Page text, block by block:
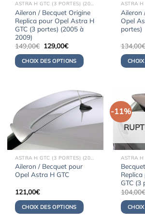
ASTRA H GTC (3 PORTES) (2005-2009)
Aileron / Becquet Origine
Replica pour Opel Astra H
GTC (3 portes) (2005 à
2009)
149,00€ Le
initial
était :
149,00€.
129,00€Le
actuel
est :
129,00€.
CHOIX DES OPTIONS
Aileron
Opel
portes)
134,00€
ASTRA H GTC (3 PORTES) (2005-2009)
Aileron / Becquet pour
Opel Astra H GTC
121,00€
CHOIX DES OPTIONS
-11%
GTC (3
104,00€